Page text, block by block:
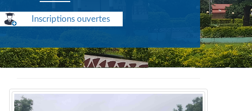
Inscriptions ouvertes